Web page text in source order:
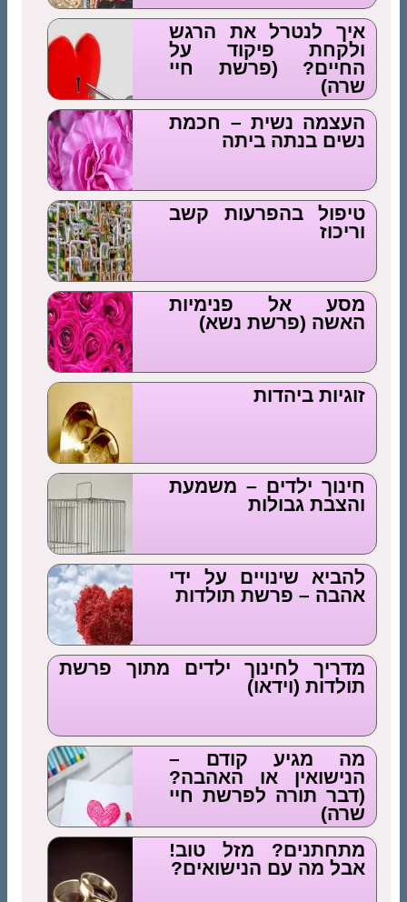
איך לנטרל את הרגש
ולקחת פיקוד על
החיים? (פרשת חיי
שרה)
העצמה נשית – חכמת
נשים בנתה ביתה
טיפול בהפרעות קשב
וריכוז
מסע אל פנימיות
האשה (פרשת נשא)
זוגיות ביהדות
חינוך ילדים – משמעת
והצבת גבולות
להביא שינויים על ידי
אהבה – פרשת תולדות
מדריך לחינוך ילדים מתוך פרשת
תולדות (וידאו)
מה מגיע קודם –
הנישואין או האהבה?
(דבר תורה לפרשת חיי
שרה)
מתחתנים? מזל טוב!
אבל מה עם הנישואים?